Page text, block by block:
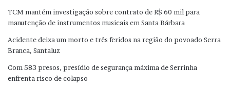
TCM mantém investigação sobre contrato de R$ 60 mil para
manutenção de instrumentos musicais em Santa Bárbara
Acidente deixa um morto e três feridos na região do povoado Serra
Branca, Santaluz
Com 583 presos, presídio de segurança máxima de Serrinha
enfrenta risco de colapso